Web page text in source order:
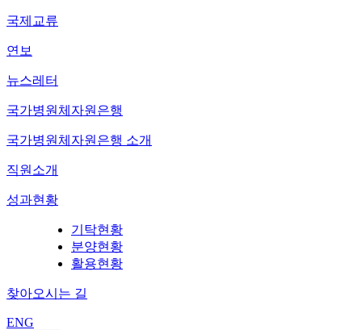
국제교류
연보
뉴스레터
국가병원체자원은행
국가병원체자원은행 소개
직원소개
성과현황
기탁현황
분양현황
활용현황
찾아오시는 길
ENG